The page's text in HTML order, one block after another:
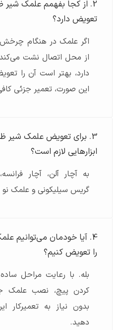
2. از کجا بفهمم علمک شیر
تعویض دارد؟
اگر علمک در هنگام
از محل اتصال نشت می‌کند
دارد، بهتر است آن را
این صورت، تعمیر جزئی
3. برای تعویض علمک شیر
ابزارهایی لازم است؟
به آچار آلن، آچار
گریس سیلیکونی و علمک نو
4. آیا خودمان می‌توانیم
را تعویض کنیم؟
بله. با رعایت مراحل
کردن پیچ، نصب علمک
بدون نیاز به تعمیرکار
دهید.